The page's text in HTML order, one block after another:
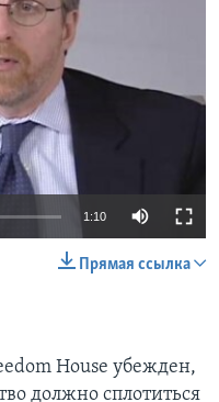
available
1:10
Прямая ссылка
House убежден,
должно сплотиться